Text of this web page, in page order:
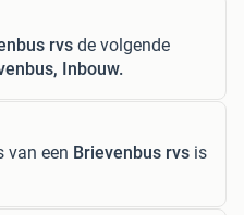
rvs de volgende
Inbouw.
van een Brievenbus rvs is